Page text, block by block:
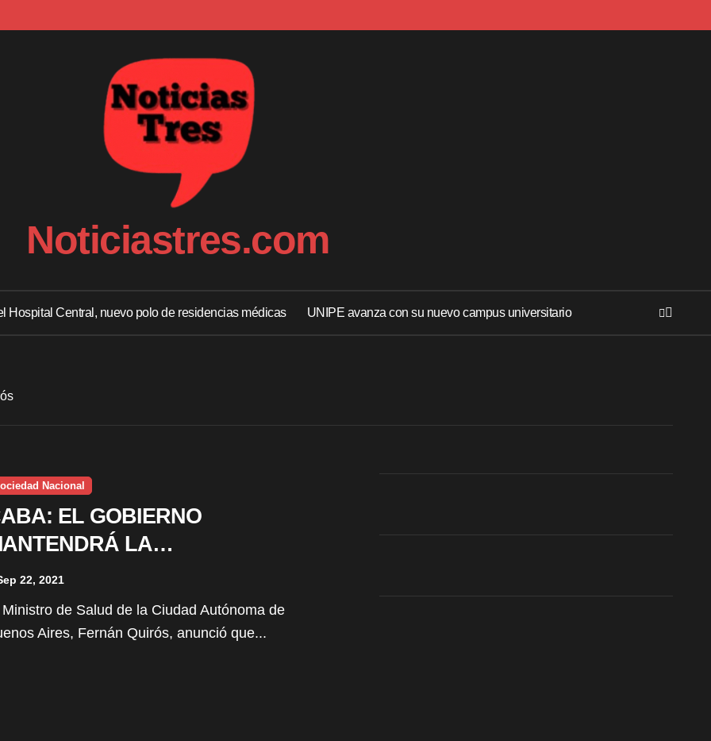
Noticiastres.com
Hospital Central, nuevo polo de residencias médicas UNIPE avanza con su nuevo campus universitario
Nacional
EL GOBIERNO
LA
DEL BARBIJO
22, 2021
Aires, Fernán Quirós, anunció que...